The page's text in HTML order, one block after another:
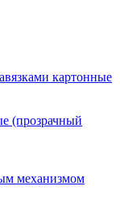
картонные
(прозрачный
механизмом